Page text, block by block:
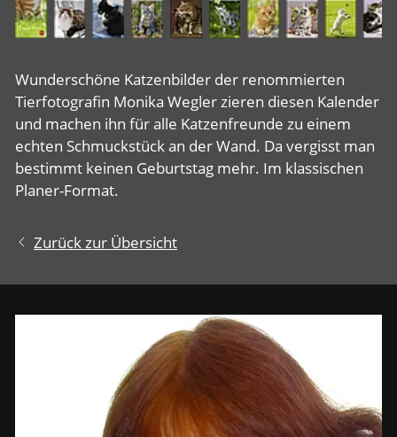
Wunderschöne Katzenbilder der renommierten
Tierfotografin Monika Wegler zieren diesen Kalender
und machen ihn für alle Katzenfreunde zu einem
echten Schmuckstück an der Wand. Da vergisst man
bestimmt keinen Geburtstag mehr. Im klassischen
Planer-Format.
Zurück zur Übersicht